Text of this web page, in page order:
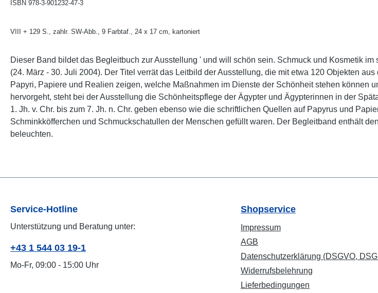
ISBN 978-3-901232-47-3
VIII + 129 S., zahlr. SW-Abb., 9 Farbtaf., 24 x 17 cm, kartoniert
Dieser Band bildet das Begleitbuch zur Ausstellung ' und will schön sein. Schmuck und Kosmetik
(24. März - 30. Juli 2004). Der Titel verrät das Leitbild der Ausstellung, die mit etwa 120 Objekten
Papyri, Papiere und Realien zeigen, welche Maßnahmen im Dienste der Schönheit stehen können
hervorgeht, steht bei der Ausstellung die Schönheitspflege der Ägypter und Ägypterinnen in der
1. Jh. v. Chr. bis zum 7. Jh. n. Chr. geben ebenso wie die schriftlichen Quellen auf Papyrus und
Schminkköfferchen und Schmuckschatullen der Menschen gefüllt waren. Der Begleitband enthält
beleuchten.
Service-Hotline
Unterstützung und Beratung unter:
+43 1 544 03 19-1
Mo-Fr, 09:00 - 15:00 Uhr
Shopservice
Impressum
AGB
Datenschutzerklärung (DSGVO,
Widerrufsbelehrung
Lieferbedingungen